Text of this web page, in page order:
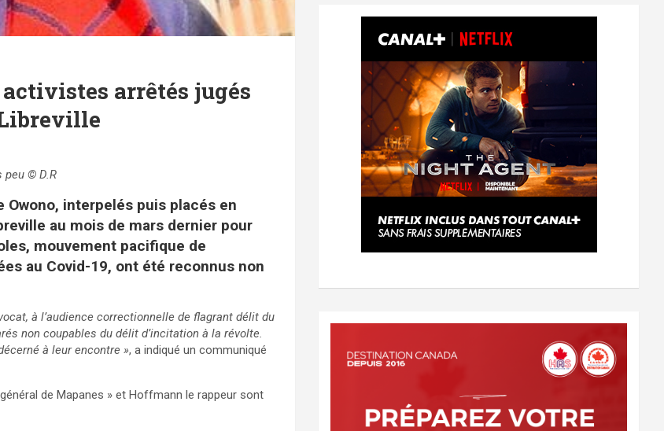
arrêtés jugés
peu © D.R
interpelés puis placés en
au mois de mars dernier pour
mouvement pacifique de
au Covid-19, ont été reconnus non
à l’audience correctionnelle de flagrant délit du
non coupables du délit d’incitation à la révolte.
à leur encontre », a indiqué un communiqué
de Mapanes » et Hoffmann le rappeur sont